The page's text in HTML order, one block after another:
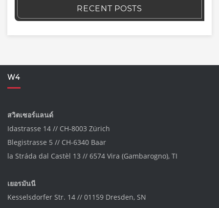
RECENT POSTS
W4
สวิตเซอร์แลนด์
Idastrasse 14 // CH-8003 Zürich
Blegistrasse 5 // CH-6340 Baar
la Stráda dal Castèl 13 // 6574 Vira (Gambarogno), TI
เยอรมันนี
Kesselsdorfer Str. 14 // 01159 Dresden, SN